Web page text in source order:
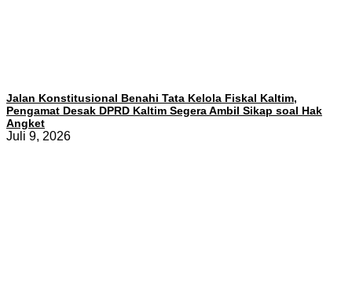
Jalan Konstitusional Benahi Tata Kelola Fiskal Kaltim,
Pengamat Desak DPRD Kaltim Segera Ambil Sikap soal Hak
Angket
Juli 9, 2026